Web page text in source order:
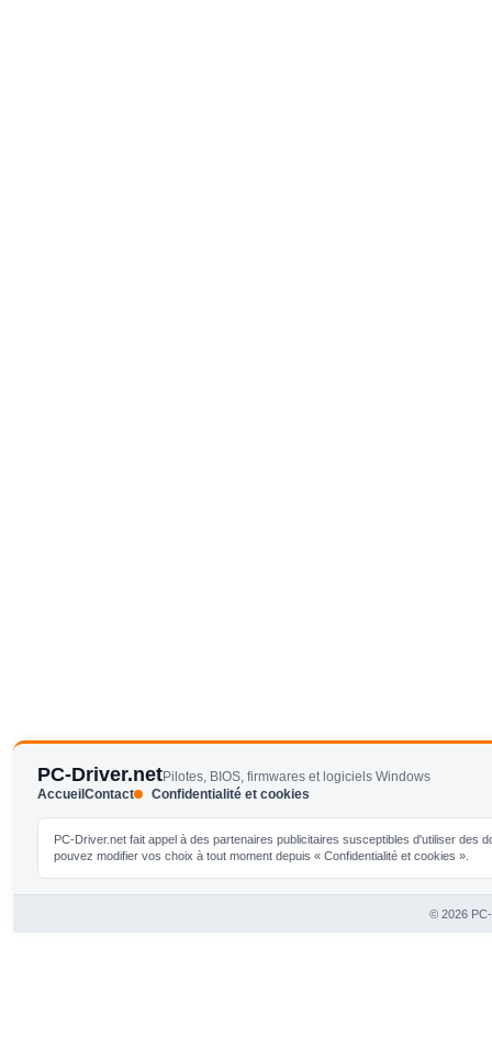
PC-Driver.netPilotes, BIOS, firmwares et logiciels Windows
AccueilContact Confidentialité et cookies
PC-Driver.net fait appel à des partenaires publicitaires susceptibles d'utiliser
pouvez modifier vos choix à tout moment depuis « Confidentialité et cookies ».
© 2026